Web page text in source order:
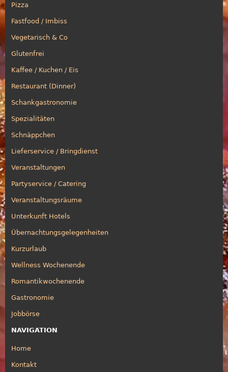
Pizza
Fastfood / Imbiss
Vegetarisch & Co
Glutenfrei
Kaffee / Kuchen / Eis
Restaurant (Dinner)
Schankgastronomie
Spezialitäten
Schnäppchen
Lieferservice / Bringdienst
Veranstaltungen
Partyservice / Catering
Veranstaltungsräume
Unterkunft Hotels
Übernachtungsgelegenheiten
Kurzurlaub
Wellness Wochenende
Romantikwochenende
Gastronomie
Jobbörse
NAVIGATION
Home
Kontakt